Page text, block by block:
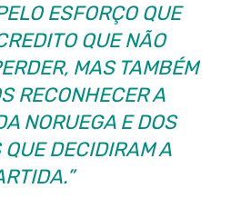
ESFORÇO QUE
QUE NÃO
MAS TAMBÉM
RECONHECER A
NORUEGA E DOS
DECIDIRAM A